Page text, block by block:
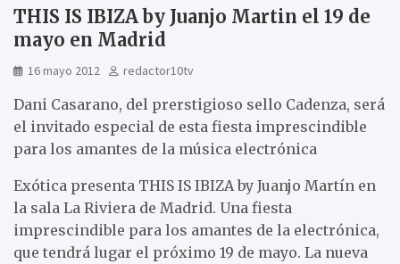
THIS IS IBIZA by Juanjo Martin el 19 de
mayo en Madrid
16 mayo 2012 redactor10tv
Dani Casarano, del prerstigioso sello Cadenza, será
el invitado especial de esta fiesta imprescindible
para los amantes de la música electrónica
Exótica presenta THIS IS IBIZA by Juanjo Martín en
la sala La Riviera de Madrid. Una fiesta
imprescindible para los amantes de la electrónica,
que tendrá lugar el próximo 19 de mayo. La nueva